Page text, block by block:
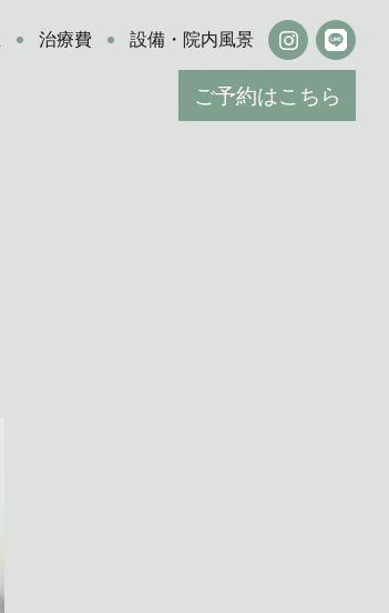
治療費 設備・院内風景
ご予約はこちら